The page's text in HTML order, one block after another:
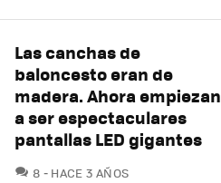
Las canchas de
baloncesto eran de
madera. Ahora empiezan
a ser espectaculares
pantallas LED gigantes
8 COMENTARIOS
HACE 3 AÑOS